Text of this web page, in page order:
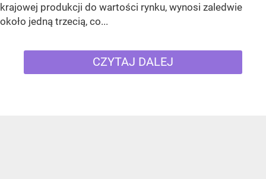
krajowej produkcji do wartości rynku, wynosi zaledwie
około jedną trzecią, co...
CZYTAJ DALEJ